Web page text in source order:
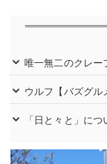
唯一無二のクレー
ウルフ【バズグル
「日と々と」につ